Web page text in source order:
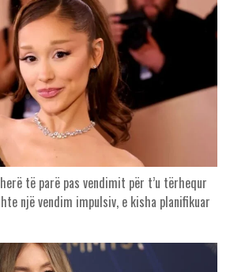
të parë pas vendimit për t’u tërhequr
një vendim impulsiv, e kisha planifikuar